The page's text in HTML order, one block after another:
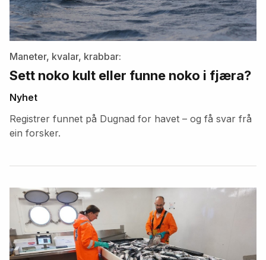
Maneter, kvalar, krabbar:
Sett noko kult eller funne noko i fjæra?
Nyhet
Registrer funnet på Dugnad for havet – og få svar frå
ein forsker.